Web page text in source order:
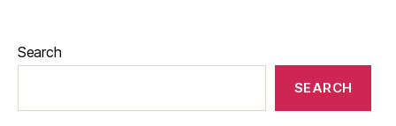
Search
SEARCH